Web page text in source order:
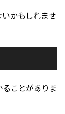
かもしれませ
ことがありま